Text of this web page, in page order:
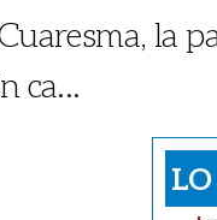
la
ca...